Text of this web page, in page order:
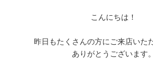
こんにちは！
昨日もたくさんの方にご来店いた
ありがとうございます。